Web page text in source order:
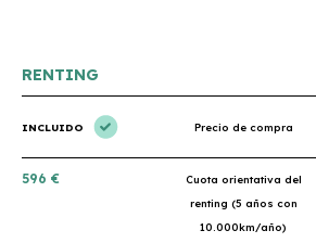
RENTING
INCLUIDO Precio de compra
596 €
Cuota orientativa del
renting (5 años con
10.000km/año)